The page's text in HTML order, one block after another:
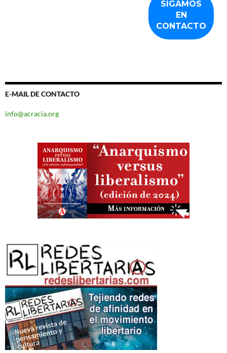
E-MAIL DE CONTACTO
info@acracia.org